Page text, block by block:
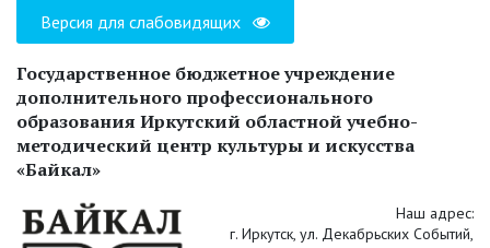
Версия для слабовидящих
Государственное бюджетное учреждение
дополнительного профессионального
образования Иркутский областной учебно-
методический центр культуры и искусства
«Байкал»
Наш адрес:
г. Иркутск, ул. Декабрьских Событий,